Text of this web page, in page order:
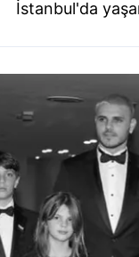
İstanbul'da